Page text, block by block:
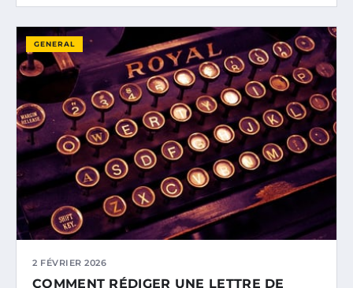
GENERAL
2 FÉVRIER 2026
COMMENT RÉDIGER UNE LETTRE DE